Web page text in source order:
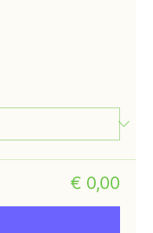
€ 0,00